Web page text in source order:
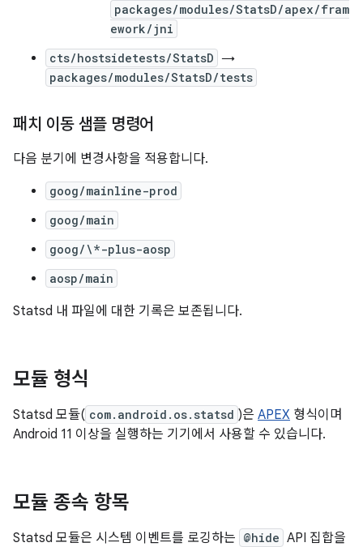
packages/modules/StatsD/apex/fram
ework/jni
cts/hostsidetests/StatsD →
packages/modules/StatsD/tests
패치 이동 샘플 명령어
다음 분기에 변경사항을 적용합니다.
goog/mainline-prod
goog/main
goog/\*-plus-aosp
aosp/main
Statsd 내 파일에 대한 기록은 보존됩니다.
모듈 형식
Statsd 모듈( com.android.os.statsd )은 APEX 형식이며
Android 11 이상을 실행하는 기기에서 사용할 수 있습니다.
모듈 종속 항목
Statsd 모듈은 시스템 이벤트를 로깅하는 @hide API 집합을